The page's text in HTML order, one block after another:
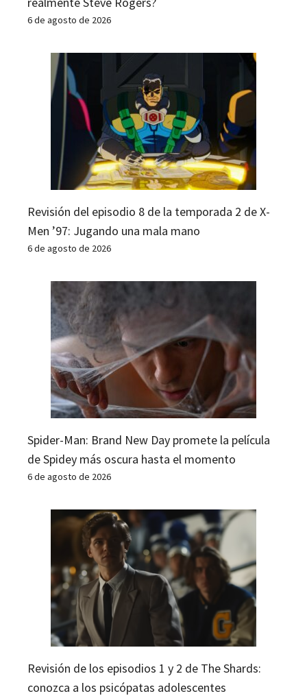
6 de agosto de 2026
Revisión del episodio 8 de la temporada 2 de X-
Men ’97: Jugando una mala mano
6 de agosto de 2026
Spider-Man: Brand New Day promete la película
de Spidey más oscura hasta el momento
6 de agosto de 2026
Revisión de los episodios 1 y 2 de The Shards:
conozca a los psicópatas adolescentes